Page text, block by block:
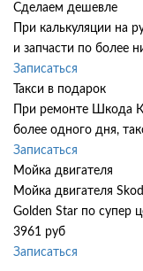
Сделаем дешевле
При калькуляции на
и запчасти по более
Записаться
Такси в подарок
При ремонте Шкода
более одного дня,
Записаться
Мойка двигателя
Мойка двигателя
Golden Star по супер
3961 руб
Записаться